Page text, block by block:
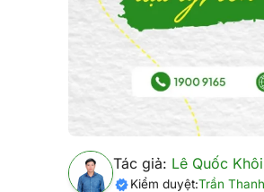
Tác giả: Lê Quốc Khôi
Kiểm duyệt:Trần